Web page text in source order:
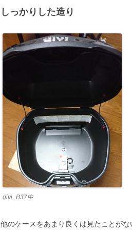
しっかりした造り
givi_B37中
他のケースをあまり良くは見たことが